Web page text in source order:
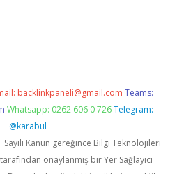
backlinkpaneli@gmail.com Teams:
Whatsapp: 0262 606 0 726 Telegram:
@karabul
Sayılı Kanun gereğince Bilgi Teknolojileri
onaylanmış bir Yer Sağlayıcı